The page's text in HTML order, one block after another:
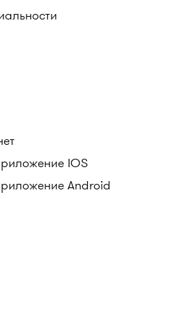
или
фтор, ваш
назначить ежедневный
IOS
Android